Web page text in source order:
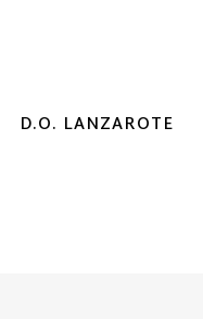
D.O. LANZAROTE